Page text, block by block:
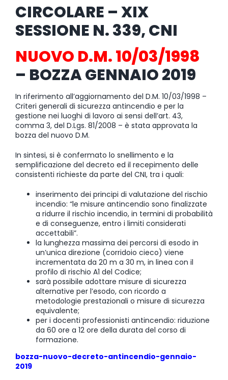
CIRCOLARE – XIX
SESSIONE N. 339, CNI
NUOVO D.M. 10/03/1998
– BOZZA GENNAIO 2019
In riferimento all’aggiornamento del D.M. 10/03/1998 –
Criteri generali di sicurezza antincendio e per la
gestione nei luoghi di lavoro ai sensi dell’art. 43,
comma 3, del D.Lgs. 81/2008 – è stata approvata la
bozza del nuovo D.M.
In sintesi, si è confermato lo snellimento e la
semplificazione del decreto ed il recepimento delle
consistenti richieste da parte del CNI, tra i quali:
inserimento dei principi di valutazione del rischio
incendio: “le misure antincendio sono finalizzate
a ridurre il rischio incendio, in termini di probabilità
e di conseguenze, entro i limiti considerati
accettabili”.
la lunghezza massima dei percorsi di esodo in
un’unica direzione (corridoio cieco) viene
incrementata da 20 m a 30 m, in linea con il
profilo di rischio A1 del Codice;
sarà possibile adottare misure di sicurezza
alternative per l’esodo, con ricordo a
metodologie prestazionali o misure di sicurezza
equivalente;
per i docenti professionisti antincendio: riduzione
da 60 ore a 12 ore della durata del corso di
formazione.
bozza-nuovo-decreto-antincendio-gennaio-
2019